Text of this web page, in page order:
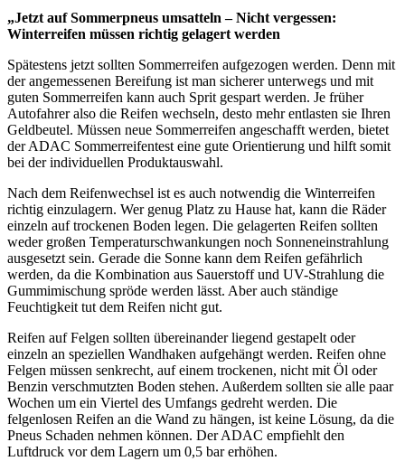
„Jetzt auf Sommerpneus umsatteln – Nicht vergessen:
Winterreifen müssen richtig gelagert werden
Spätestens jetzt sollten Sommerreifen aufgezogen werden. Denn mit
der angemessenen Bereifung ist man sicherer unterwegs und mit
guten Sommerreifen kann auch Sprit gespart werden. Je früher
Autofahrer also die Reifen wechseln, desto mehr entlasten sie Ihren
Geldbeutel. Müssen neue Sommerreifen angeschafft werden, bietet
der ADAC Sommerreifentest eine gute Orientierung und hilft somit
bei der individuellen Produktauswahl.
Nach dem Reifenwechsel ist es auch notwendig die Winterreifen
richtig einzulagern. Wer genug Platz zu Hause hat, kann die Räder
einzeln auf trockenen Boden legen. Die gelagerten Reifen sollten
weder großen Temperaturschwankungen noch Sonneneinstrahlung
ausgesetzt sein. Gerade die Sonne kann dem Reifen gefährlich
werden, da die Kombination aus Sauerstoff und UV-Strahlung die
Gummimischung spröde werden lässt. Aber auch ständige
Feuchtigkeit tut dem Reifen nicht gut.
Reifen auf Felgen sollten übereinander liegend gestapelt oder
einzeln an speziellen Wandhaken aufgehängt werden. Reifen ohne
Felgen müssen senkrecht, auf einem trockenen, nicht mit Öl oder
Benzin verschmutzten Boden stehen. Außerdem sollten sie alle paar
Wochen um ein Viertel des Umfangs gedreht werden. Die
felgenlosen Reifen an die Wand zu hängen, ist keine Lösung, da die
Pneus Schaden nehmen können. Der ADAC empfiehlt den
Luftdruck vor dem Lagern um 0,5 bar erhöhen.